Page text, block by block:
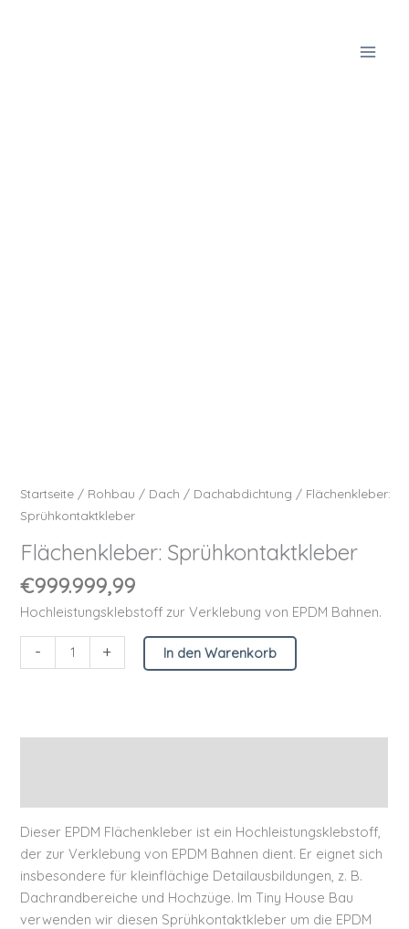
Startseite / Rohbau / Dach / Dachabdichtung / Flächenkleber:
Sprühkontaktkleber
Flächenkleber: Sprühkontaktkleber
€999.999,99
Hochleistungsklebstoff zur Verklebung von EPDM Bahnen.
- + In den Warenkorb
Dieser EPDM Flächenkleber ist ein Hochleistungsklebstoff,
der zur Verklebung von EPDM Bahnen dient. Er eignet sich
insbesondere für kleinflächige Detailausbildungen, z. B.
Dachrandbereiche und Hochzüge. Im Tiny House Bau
verwenden wir diesen Sprühkontaktkleber um die EPDM